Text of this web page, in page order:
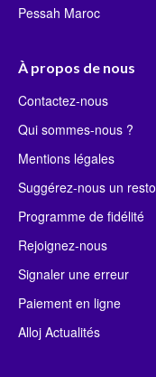
Pessah Maroc
À propos de nous
Contactez-nous
Qui sommes-nous ?
Mentions légales
Suggérez-nous un resto
Programme de fidélité
Rejoignez-nous
Signaler une erreur
Paiement en ligne
Alloj Actualités